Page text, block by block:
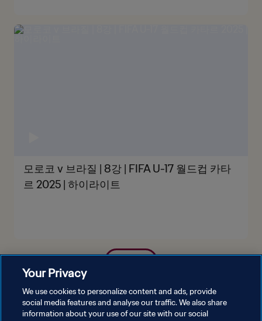
모로코 v 브라질 | 8강 | FIFA U-17 월드컵 카타
르 2025 | 하이라이트
Your Privacy
We use cookies to personalize content and ads, provide
social media features and analyse our traffic. We also share
information about your use of our site with our social